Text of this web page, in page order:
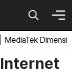
MediaTek